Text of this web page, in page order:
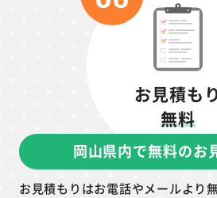
お見積もり
無料
岡山県内で無料のお
お見積もりはお電話やメールより